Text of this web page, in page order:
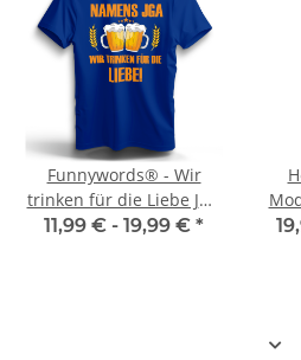
Funnywords® - Wir
trinken für die Liebe JGA
Premium JGA T-Shirt
11,99 € - 19,99 € *